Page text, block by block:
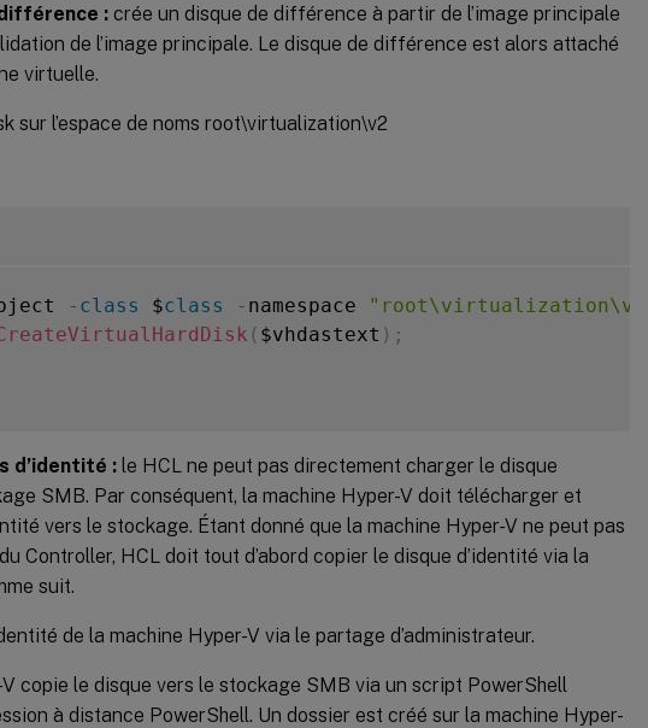
: crée un disque de différence à partir de l’image principale
de l’image principale. Le disque de différence est alors attaché
virtuelle.
sur l’espace de noms root\virtualization\v2
- class $class - namespace "root\virtualization\v2"
( $vhdastext ) ;
d’identité : le HCL ne peut pas directement charger le disque
SMB. Par conséquent, la machine Hyper-V doit télécharger et
vers le stockage. Étant donné que la machine Hyper-V ne peut pas
Controller, HCL doit tout d’abord copier le disque d’identité via la
suit.
de la machine Hyper-V via le partage d’administrateur.
copie le disque vers le stockage SMB via un script PowerShell
à distance PowerShell. Un dossier est créé sur la machine Hyper-